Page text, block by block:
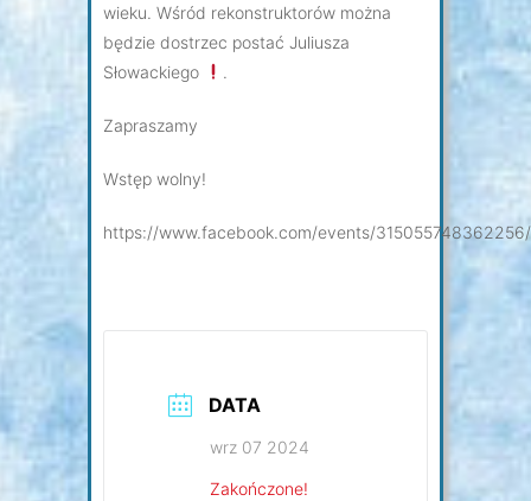
wieku. Wśród rekonstruktorów można
będzie dostrzec postać Juliusza
Słowackiego
.
Zapraszamy
Wstęp wolny!
https://www.facebook.com/events/315055748362256/
DATA
wrz 07 2024
Zakończone!